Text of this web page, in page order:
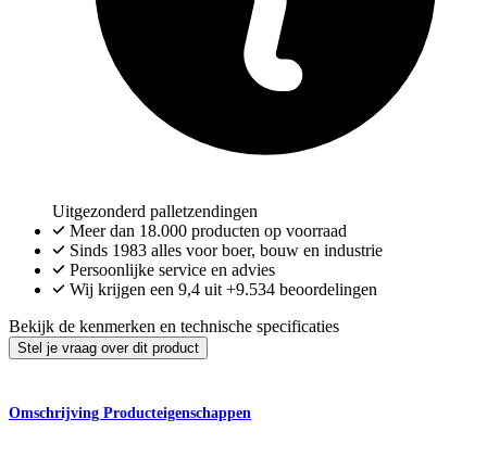
Uitgezonderd palletzendingen
Meer dan 18.000 producten op voorraad
Sinds 1983 alles voor boer, bouw en industrie
Persoonlijke service en advies
Wij krijgen een 9,4 uit +9.534 beoordelingen
Bekijk de kenmerken en technische specificaties
Stel je vraag over dit product
Omschrijving Producteigenschappen